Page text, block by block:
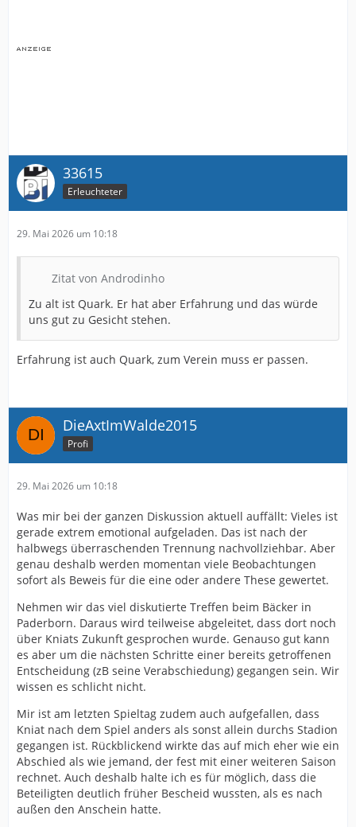
33615
Erleuchteter
29. Mai 2026 um 10:18
Zitat von Androdinho
Zu alt ist Quark. Er hat aber Erfahrung und das würde
uns gut zu Gesicht stehen.
Erfahrung ist auch Quark, zum Verein muss er passen.
DieAxtImWalde2015
Profi
29. Mai 2026 um 10:18
Was mir bei der ganzen Diskussion aktuell auffällt: Vieles ist
gerade extrem emotional aufgeladen. Das ist nach der
halbwegs überraschenden Trennung nachvollziehbar. Aber
genau deshalb werden momentan viele Beobachtungen
sofort als Beweis für die eine oder andere These gewertet.
Nehmen wir das viel diskutierte Treffen beim Bäcker in
Paderborn. Daraus wird teilweise abgeleitet, dass dort noch
über Kniats Zukunft gesprochen wurde. Genauso gut kann
es aber um die nächsten Schritte einer bereits getroffenen
Entscheidung (zB seine Verabschiedung) gegangen sein. Wir
wissen es schlicht nicht.
Mir ist am letzten Spieltag zudem auch aufgefallen, dass
Kniat nach dem Spiel anders als sonst allein durchs Stadion
gegangen ist. Rückblickend wirkte das auf mich eher wie ein
Abschied als wie jemand, der fest mit einer weiteren Saison
rechnet. Auch deshalb halte ich es für möglich, dass die
Beteiligten deutlich früher Bescheid wussten, als es nach
außen den Anschein hatte.